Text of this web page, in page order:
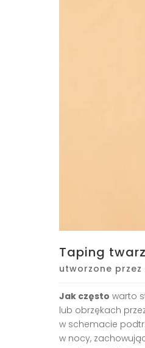
Taping
utworzone przez
Jak często warto
lub obrzękach
w schemacie
w nocy,